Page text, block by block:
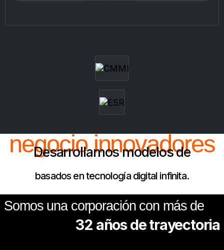
Desarrollamos modelos de
negocio innovadores
basados en tecnología digital infinita.
Somos una corporación con más de
32 años de trayectoria